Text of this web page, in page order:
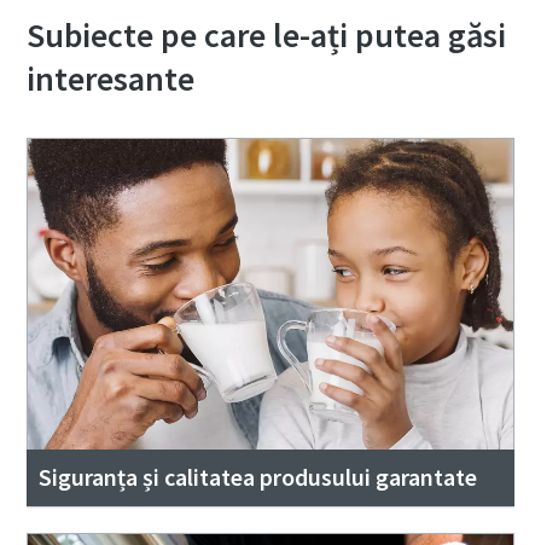
Subiecte pe care le-ați putea găsi
interesante
Siguranța și calitatea produsului garantate